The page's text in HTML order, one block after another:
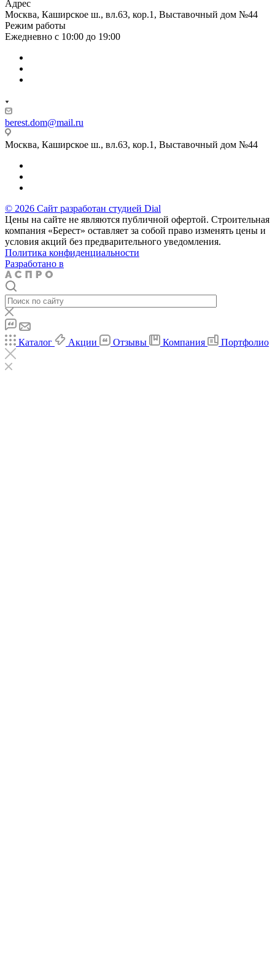
Адрес
Москва, Каширское ш., вл.63, кор.1, Выставочный дом №44
Режим работы
Ежедневно с 10:00 до 19:00
berest.dom@mail.ru
Москва, Каширское ш., вл.63, кор.1, Выставочный дом №44
© 2026 Сайт разработан студией Dial
Цены на сайте не являются публичной офертой. Строительная
компания «Берест» оставляет за собой право изменять цены и
условия акций без предварительного уведомления.
Политика конфиденциальности
Разработано в
Каталог Акции Отзывы Компания Портфолио